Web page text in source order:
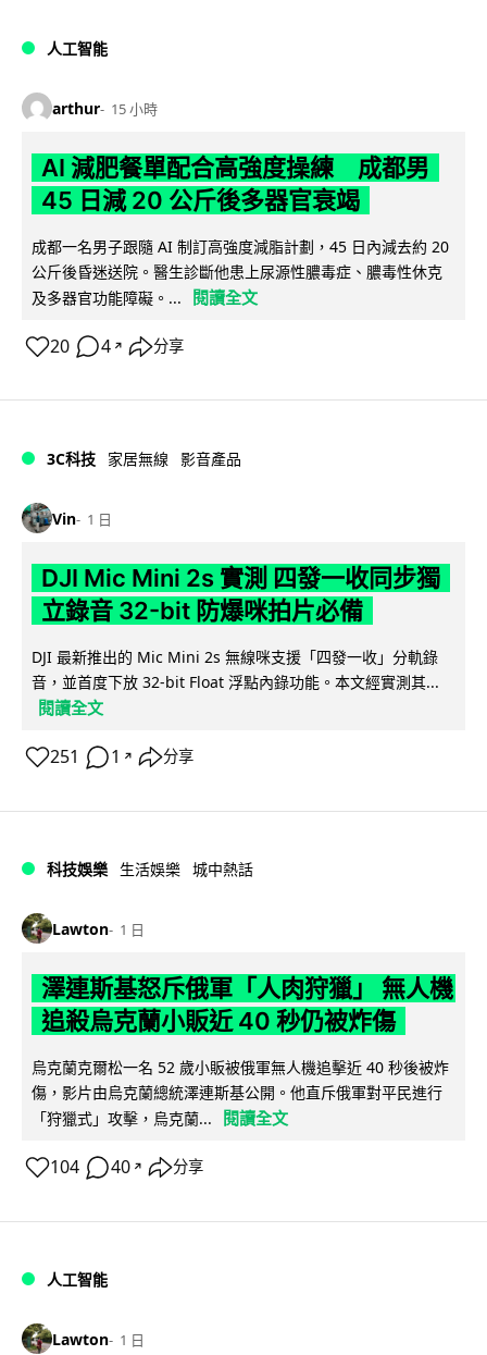
人工智能
arthur 15 小時
AI 減肥餐單配合高強度操練 成都男
45 日減 20 公斤後多器官衰竭
成都一名男子跟隨 AI 制訂高強度減脂計劃，45 日內減去約 20
公斤後昏迷送院。醫生診斷他患上尿源性膿毒症、膿毒性休克
及多器官功能障礙。...
閱讀全文
20 4 ↗ 分享
3C科技 家居無線 影音產品
Vin 1 日
DJI Mic Mini 2s 實測 四發一收同步獨
立錄音 32-bit 防爆咪拍片必備
DJI 最新推出的 Mic Mini 2s 無線咪支援「四發一收」分軌錄
音，並首度下放 32-bit Float 浮點內錄功能。本文經實測其...
閱讀全文
251 1 ↗ 分享
科技娛樂 生活娛樂 城中熱話
Lawton 1 日
澤連斯基怒斥俄軍「人肉狩獵」 無人機
追殺烏克蘭小販近 40 秒仍被炸傷
烏克蘭克爾松一名 52 歲小販被俄軍無人機追擊近 40 秒後被炸
傷，影片由烏克蘭總統澤連斯基公開。他直斥俄軍對平民進行
「狩獵式」攻擊，烏克蘭...
閱讀全文
104 40 ↗ 分享
人工智能
Lawton 1 日